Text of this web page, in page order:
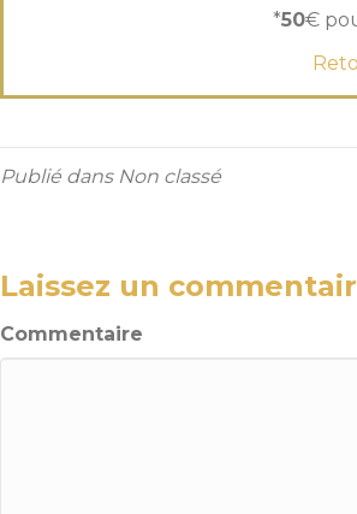
*50€
Publié dans Non classé
Laissez un
Commentaire